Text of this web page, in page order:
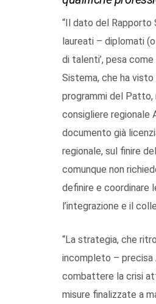
“Il dato del Rapporto
laureati – diplomati
di talenti’, pesa
Sistema, che ha visto
programmi del Patto,
consigliere regionale
documento già
regionale, sul finire
comunque non
definire e coordinare
l’integrazione e il
“La strategia, che
incompleto – precisa
combattere la crisi
misure finalizzate a